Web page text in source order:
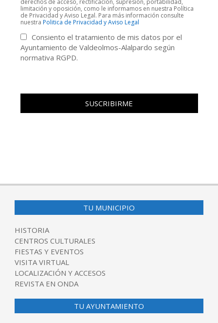
limitación y oposición, como le informamos en nuestra Política
de Privacidad y Aviso Legal. Para más información consulte
nuestra Politica de Privacidad y Aviso Legal
Consiento el tratamiento de mis datos por el
Ayuntamiento de Valdeolmos-Alalpardo según
normativa RGPD.
TU MUNICIPIO
HISTORIA
CENTROS CULTURALES
FIESTAS Y EVENTOS
VISITA VIRTUAL
LOCALIZACIÓN Y ACCESOS
REVISTA EN ONDA
TU AYUNTAMIENTO